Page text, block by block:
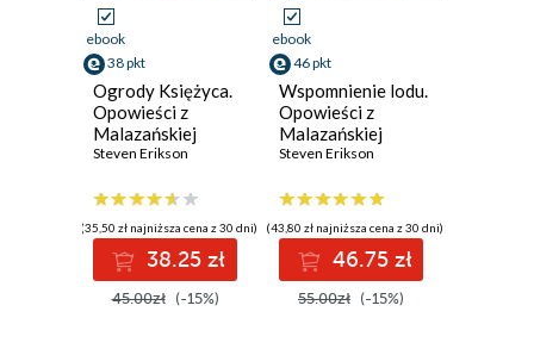
ebook
38 pkt
Ogrody Księżyca.
Opowieści z
Malazańskiej
Księgi Poległych.
Steven Erikson
(35,50 zł najniższa cena z 30 dni)
38.25 zł
45.00zł (-15%)
ebook
46 pkt
Wspomnienie lodu.
Opowieści z
Malazańskiej
Księgi Poległych.
Steven Erikson
(43,80 zł najniższa cena z 30 dni)
46.75 zł
55.00zł (-15%)